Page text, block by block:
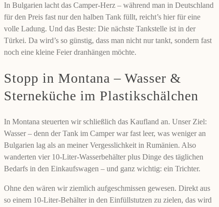
In Bulgarien lacht das Camper-Herz – während man in Deutschland
für den Preis fast nur den halben Tank füllt, reicht’s hier für eine
volle Ladung. Und das Beste: Die nächste Tankstelle ist in der
Türkei. Da wird’s so günstig, dass man nicht nur tankt, sondern fast
noch eine kleine Feier dranhängen möchte.
Stopp in Montana – Wasser &
Sterneküche im Plastikschälchen
In Montana steuerten wir schließlich das Kaufland an. Unser Ziel:
Wasser – denn der Tank im Camper war fast leer, was weniger an
Bulgarien lag als an meiner Vergesslichkeit in Rumänien. Also
wanderten vier 10-Liter-Wasserbehälter plus Dinge des täglichen
Bedarfs in den Einkaufswagen – und ganz wichtig: ein Trichter.
Ohne den wären wir ziemlich aufgeschmissen gewesen. Direkt aus
so einem 10-Liter-Behälter in den Einfüllstutzen zu zielen, das wird